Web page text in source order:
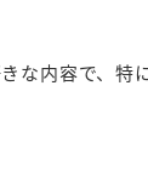
な内容で、特